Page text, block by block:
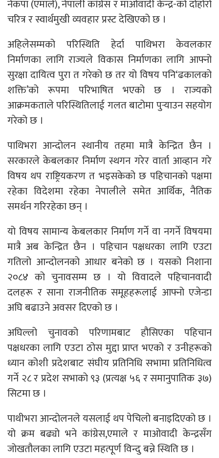
नेकपा (एमाले), नेपाली कांग्रेस र माओवादी केन्द्र-को दोहोरो
चरित्र र स्वार्थमुखी व्यवहार प्रस्ट देखिएको छ ।
अहिलेसम्मको परिस्थिति हेर्दा पाथिभरा केवलकार
निर्माणका लागि राज्यले विकास निर्माणका लागि आफ्नो
सुरक्षा दायित्व पुरा त गरेको छ तर यो विषय पनि‘ढकालको
शक्ति’को रूपमा परिभाषित भएको छ । राज्यको
आक्रमकताले परिस्थितिलाई गलत बाटोमा पुर्‍याउन सहयोग
गरेको छ ।
पाथिभरा आन्दोलन स्थानीय तहमा मात्रै केन्द्रित छैन ।
सरकारले केबलकार निर्माण स्थगन गरेर वार्ता आव्हान गरे
विषय थप राष्ट्रियकरण त भइसकेको छ पहिचानको पक्षमा
रहेका विदेशमा रहेका नेपालीले समेत आर्थिक, नैतिक
समर्थन गरिरहेका छन् ।
यो विषय सामान्य केबलकार निर्माण गर्ने वा नगर्ने विषयमा
मात्रै अब केन्द्रित छैन । पहिचान पक्षधरका लागि एउटा
गतिलो आन्दोलनको आधार बनेको छ । यसको निशाना
२०८४ को चुनावसम्म छ । यो विवादले पहिचानवादी
दलहरू र साना राजनीतिक समूहहरूलाई आफ्नो एजेन्डा
अघि बढाउने अवसर दिएको छ ।
अघिल्लो चुनावको परिणामबाट हौसिएका पहिचान
पक्षधरका लागि एउटा ठोस मुद्दा प्राप्त भएको र उनीहरूको
ध्यान कोशी प्रदेशबाट संघीय प्रतिनिधि सभामा प्रतिनिधित्व
गर्ने २८ र प्रदेश सभाकाे ९३ (प्रत्यक्ष ५६ र समानुपातिक ३७)
सिटमा छ ।
पाथीभरा आन्दोलनले यसलाई थप पेचिलो बनाइदिएको छ ।
यो क्रम बढ्यो भने कांग्रेस,एमाले र माओवादी केन्द्रसँग
जोखतौलका लागि एउटा महत्पूर्ण विन्दु बन्ने स्थिति छ ।